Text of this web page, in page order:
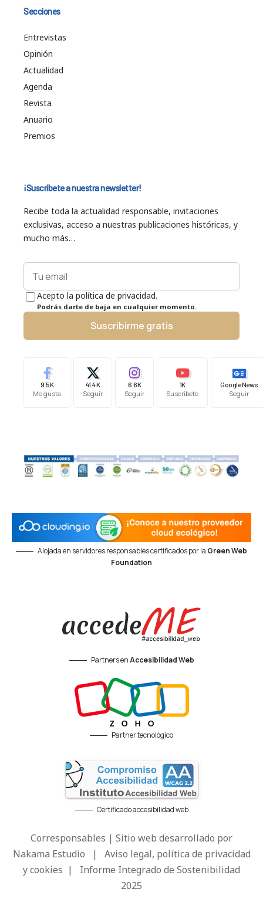
Secciones
Entrevistas
Opinión
Actualidad
Agenda
Revista
Anuario
Premios
¡Suscríbete a nuestra newsletter!
Recibe toda la actualidad responsable, invitaciones
exclusivas, acceso a nuestras publicaciones históricas, y
mucho más…
Acepto la política de privacidad.
Podrás darte de baja en cualquier momento.
Suscribirme gratis
9.5K
Me gusta
41.4K
Seguir
6.6K
Seguir
1K
Suscríbete
Google News
Seguir
Alojada en servidores responsables certificados por la Green Web
Foundation
Partners enAccesibilidad Web
Partner tecnológico
Certificado accesibilidad web
Corresponsables | Sitio web desarrollado por
Nakama Estudio | Aviso legal, política de privacidad
y cookies | Informe Integrado de Sostenibilidad
2025